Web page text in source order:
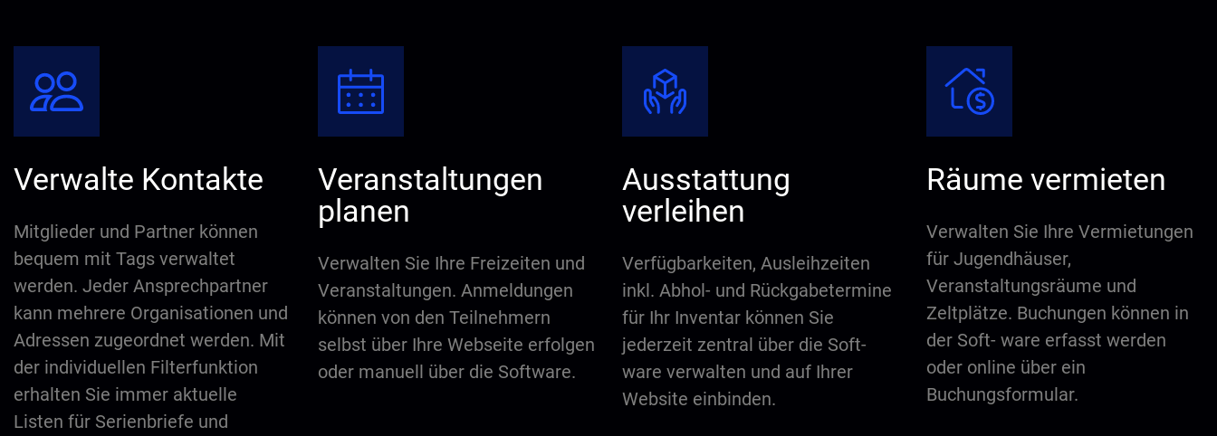
Verwalte Kontakte
Mitglieder und Partner können
bequem mit Tags verwaltet
werden. Jeder Ansprechpartner
kann mehrere Organisationen und
Adressen zugeordnet werden. Mit
der individuellen Filterfunktion
erhalten Sie immer aktuelle
Listen für Serienbriefe und
Veranstaltungen
planen
Verwalten Sie Ihre Freizeiten und
Veranstaltungen. Anmeldungen
können von den Teilnehmern
selbst über Ihre Webseite erfolgen
oder manuell über die Software.
Ausstattung
verleihen
Verfügbarkeiten, Ausleihzeiten
inkl. Abhol- und Rückgabetermine
für Ihr Inventar können Sie
jederzeit zentral über die Soft-
ware verwalten und auf Ihrer
Website einbinden.
Räume vermieten
Verwalten Sie Ihre Vermietungen
für Jugendhäuser,
Veranstaltungsräume und
Zeltplätze. Buchungen können in
der Soft- ware erfasst werden
oder online über ein
Buchungsformular.